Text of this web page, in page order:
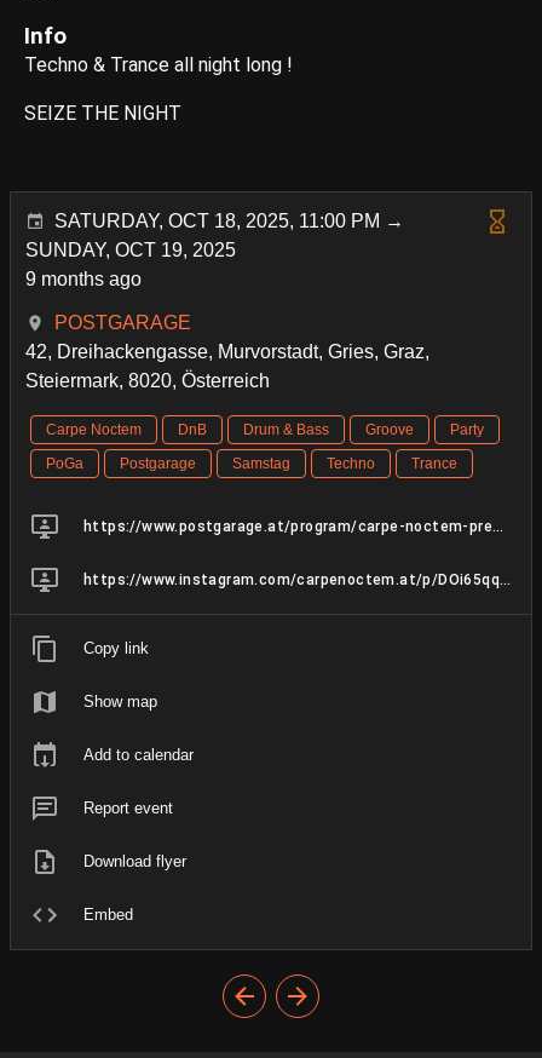
Info
Techno & Trance all night long !
SEIZE THE NIGHT
SATURDAY, OCT 18, 2025, 11:00 PM →
SUNDAY, OCT 19, 2025
9 months ago
POSTGARAGE
42, Dreihackengasse, Murvorstadt, Gries, Graz,
Steiermark, 8020, Österreich
Carpe Noctem DnB Drum & Bass Groove
Party
PoGa
Postgarage Samstag Techno Trance
https://www.postgarage.at/program/carpe-noctem-pres-morphia-w-k%C3%B8lab_2025-10-18/
https://www.instagram.com/carpenoctem.at/p/DOi65qqiAhc/
Copy link
Show map
Add to calendar
Report event
Download flyer
Embed